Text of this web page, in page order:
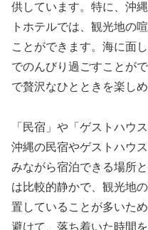
供しています。特に、沖
トホテルでは、観光地の
ことができます。海に面
でのんびり過ごすことが
で贅沢なひとときを楽しめ
「民宿」や「ゲストハウ
沖縄の民宿やゲストハウ
みながら宿泊できる場所
は比較的静かで、観光地
置していることが多いた
避けて、落ち着いた時間